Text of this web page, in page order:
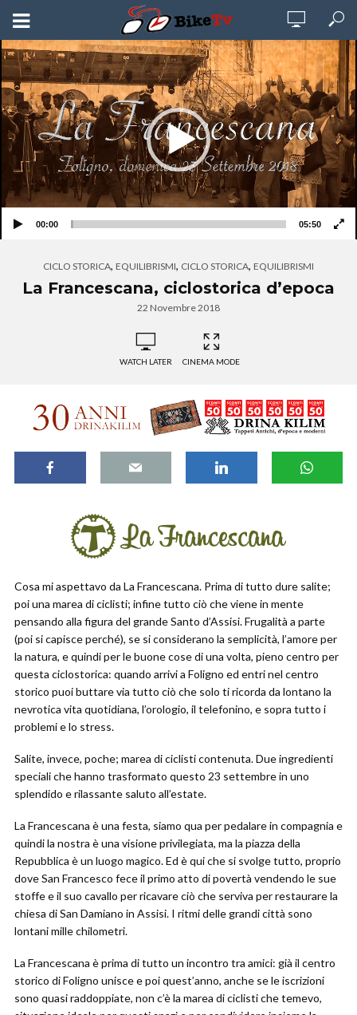
Video
Player
00:00 05:50
CICLO STORICA, EQUILIBRISMI, CICLO STORICA, EQUILIBRISMI
La Francescana, ciclostorica d’epoca
22 Novembre 2018
WATCH LATER CINEMA MODE
Cosa mi aspettavo da La Francescana. Prima di tutto dure salite;
poi una marea di ciclisti; infine tutto ciò che viene in mente
pensando alla figura del grande Santo d’Assisi. Frugalità a parte
(poi si capisce perché), se si considerano la semplicità, l’amore per
la natura, e quindi per le buone cose di una volta, pieno centro per
questa ciclostorica: quando arrivi a Foligno ed entri nel centro
storico puoi buttare via tutto ciò che solo ti ricorda da lontano la
nevrotica vita quotidiana, l’orologio, il telefonino, e sopra tutto i
problemi e lo stress.
Salite, invece, poche; marea di ciclisti contenuta. Due ingredienti
speciali che hanno trasformato questo 23 settembre in uno
splendido e rilassante saluto all’estate.
La Francescana è una festa, siamo qua per pedalare in compagnia e
quindi la nostra è una visione privilegiata, ma la piazza della
Repubblica è un luogo magico. Ed è qui che si svolge tutto, proprio
dove San Francesco fece il primo atto di povertà vendendo le sue
stoffe e il suo cavallo per ricavare ciò che serviva per restaurare la
chiesa di San Damiano in Assisi. I ritmi delle grandi città sono
lontani mille chilometri.
La Francescana è prima di tutto un incontro tra amici: già il centro
storico di Foligno unisce e poi quest’anno, anche se le iscrizioni
sono quasi raddoppiate, non c’è la marea di ciclisti che temevo,